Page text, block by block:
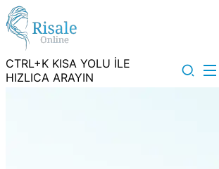
CTRL+K KISA YOLU İLE
HIZLICA ARAYIN